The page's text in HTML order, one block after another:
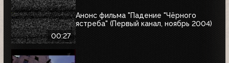
00:27
Анонс фильма "Падение "Чёрного
ястреба" (Первый канал, ноябрь 2004)